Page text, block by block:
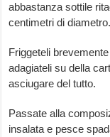
abbastanza sottile
centimetri di diametro.
Friggeteli
adagiateli su della
asciugare del tutto.
Passate alla
insalata e pesce